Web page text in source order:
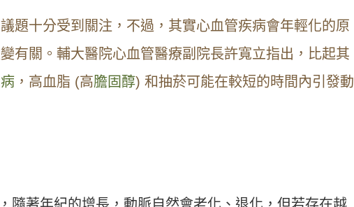
題十分受到關注，不過，其實心血管疾病會年輕化的原
有關。輔大醫院心血管醫療副院長許寬立指出，比起其
，高血脂 (高膽固醇) 和抽菸可能在較短的時間內引發動